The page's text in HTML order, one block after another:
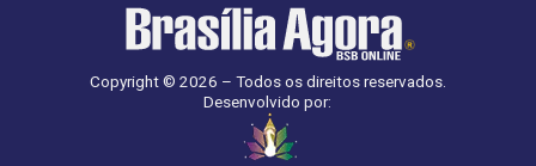
Copyright © 2026 – Todos os direitos reservados.
Desenvolvido por: